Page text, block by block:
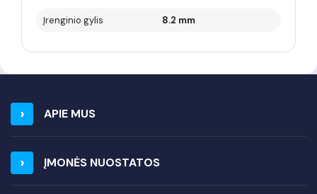
Įrenginio gylis 8.2 mm
APIE MUS
ĮMONĖS NUOSTATOS